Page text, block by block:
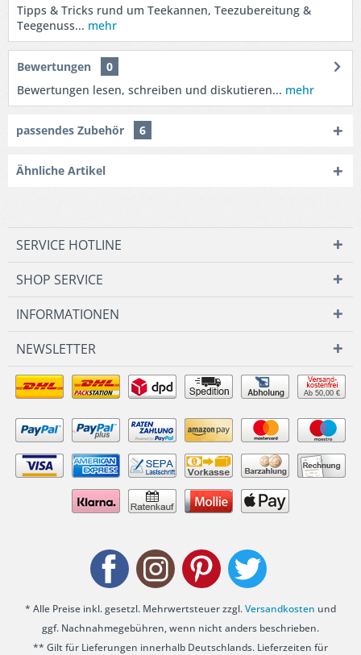
Tipps & Tricks rund um Teekannen, Teezubereitung &
Teegenuss... mehr
Bewertungen
0
Bewertungen lesen, schreiben und diskutieren... mehr
passendes Zubehör 6
Ähnliche Artikel
SERVICE HOTLINE
SHOP SERVICE
INFORMATIONEN
NEWSLETTER
Ab 50,00 €
* Alle Preise inkl. gesetzl. Mehrwertsteuer zzgl.Versandkosten und
ggf. Nachnahmegebühren, wenn nicht anders beschrieben.
** Gilt für Lieferungen innerhalb Deutschlands. Lieferzeiten für